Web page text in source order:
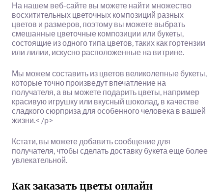
На нашем веб-сайте вы можете найти множество
восхитительных цветочных композиций разных
цветов и размеров, поэтому вы можете выбрать
смешанные цветочные композиции или букеты,
состоящие из одного типа цветов, таких как гортензии
или лилии, искусно расположенные на витрине.
Мы можем составить из цветов великолепные букеты,
которые точно произведут впечатление на
получателя, а вы можете подарить цветы, например
красивую игрушку или вкусный шоколад, в качестве
сладкого сюрприза для особенного человека в вашей
жизни.< /p>
Кстати, вы можете добавить сообщение для
получателя, чтобы сделать доставку букета еще более
увлекательной.
Как заказать цветы онлайн